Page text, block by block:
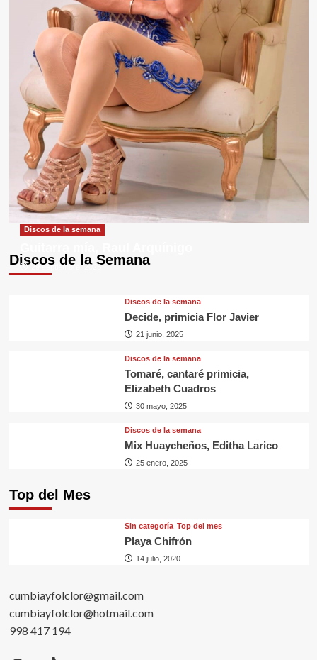
Discos de la Semana
Discos de la semana
29 septiembre, 2025
Discos de la semana
Decide, primicia Flor Javier
21 junio, 2025
Discos de la semana
Tomaré, cantaré primicia,
Elizabeth Cuadros
30 mayo, 2025
Discos de la semana
Mix Huaycheños, Editha Larico
25 enero, 2025
Top del Mes
Sin categorí­a Top del mes
Playa Chifrón
14 julio, 2020
cumbiayfolclor@gmail.com
cumbiayfolclor@hotmail.com
998 417 194